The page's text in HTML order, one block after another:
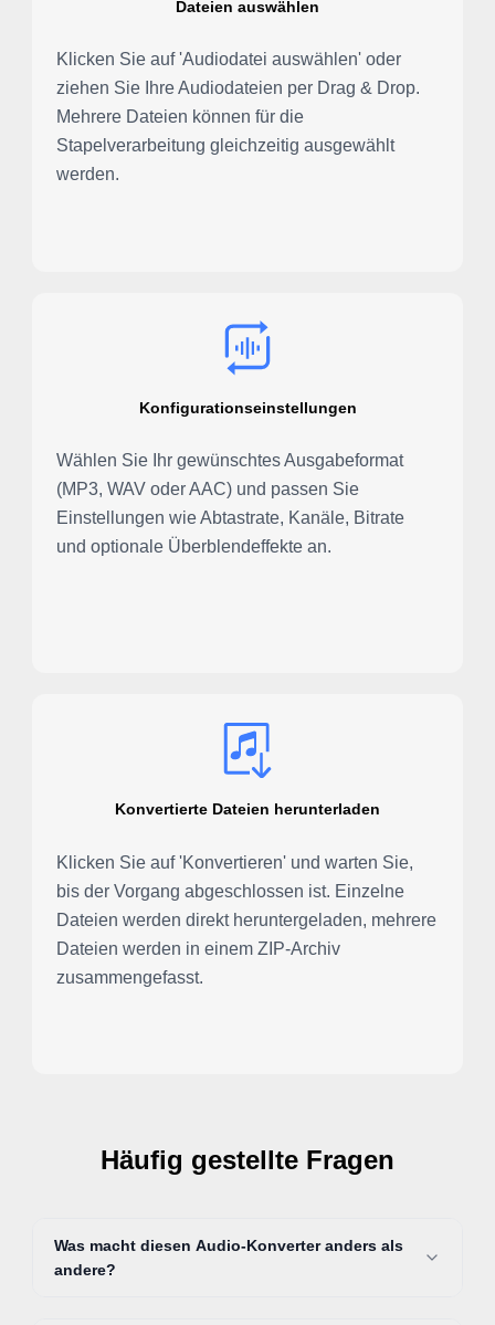
Dateien auswählen
Klicken Sie auf 'Audiodatei auswählen' oder
ziehen Sie Ihre Audiodateien per Drag & Drop.
Mehrere Dateien können für die
Stapelverarbeitung gleichzeitig ausgewählt
werden.
Konfigurationseinstellungen
Wählen Sie Ihr gewünschtes Ausgabeformat
(MP3, WAV oder AAC) und passen Sie
Einstellungen wie Abtastrate, Kanäle, Bitrate
und optionale Überblendeffekte an.
Konvertierte Dateien herunterladen
Klicken Sie auf 'Konvertieren' und warten Sie,
bis der Vorgang abgeschlossen ist. Einzelne
Dateien werden direkt heruntergeladen, mehrere
Dateien werden in einem ZIP-Archiv
zusammengefasst.
Häufig gestellte Fragen
Was macht diesen Audio-Konverter anders als
andere?